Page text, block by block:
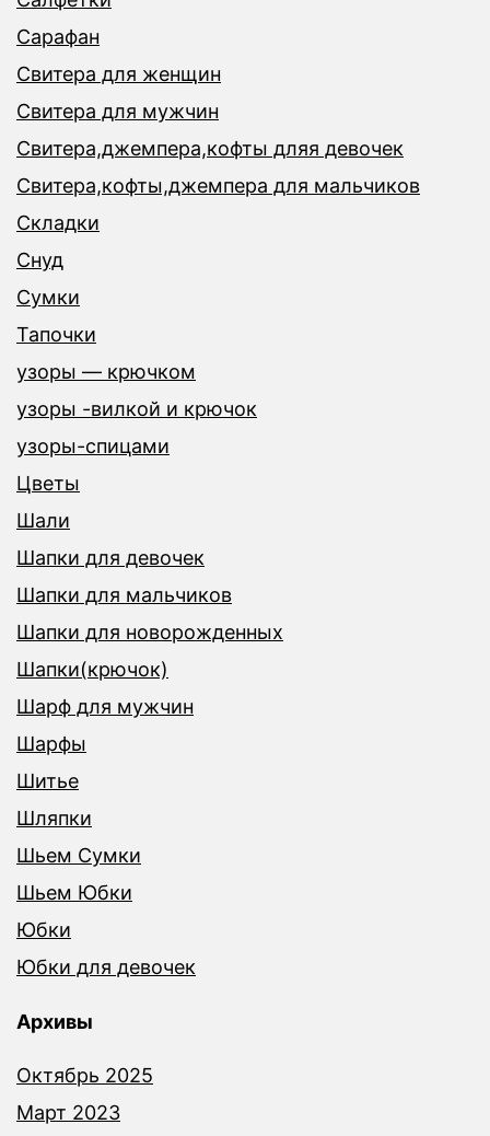
Сарафан
Свитера для женщин
Свитера для мужчин
Свитера,джемпера,кофты дляя девочек
Свитера,кофты,джемпера для мальчиков
Складки
Снуд
Сумки
Тапочки
узоры — крючком
узоры -вилкой и крючок
узоры-спицами
Цветы
Шали
Шапки для девочек
Шапки для мальчиков
Шапки для новорожденных
Шапки(крючок)
Шарф для мужчин
Шарфы
Шитье
Шляпки
Шьем Сумки
Шьем Юбки
Юбки
Юбки для девочек
Архивы
Октябрь 2025
Март 2023